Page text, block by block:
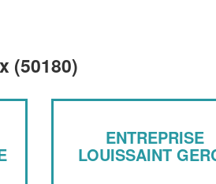
(50180)
ENTREPRISE
LOUISSAINT